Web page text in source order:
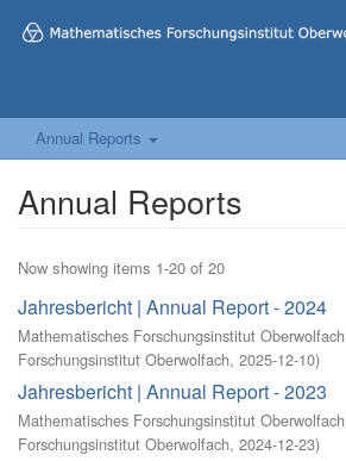
Annual Reports
Annual Reports
Now showing items 1-20 of 20
Jahresbericht | Annual Report - 2024
Mathematisches Forschungsinstitut Oberwolfach
Forschungsinstitut Oberwolfach, 2025-12-10)
Jahresbericht | Annual Report - 2023
Mathematisches Forschungsinstitut Oberwolfach
Forschungsinstitut Oberwolfach, 2024-12-23)